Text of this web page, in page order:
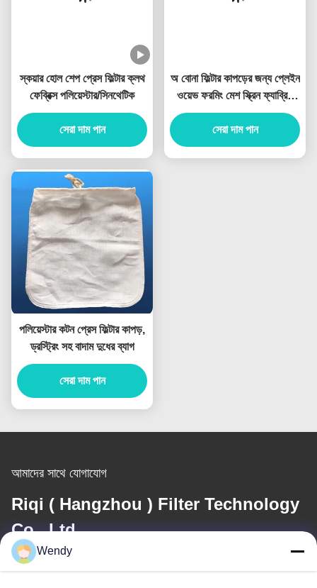
স্কয়ার হোল শেপ প্রেস ফিল্টার ক্লথ
ফেব্রিক্স পলিয়েস্টার/সিনথেটিক
সেরা দাম পান
অ বোনা ফিল্টার কাপড়ের জন্য প্লেইন
ওয়েভ ফরমিং মেশ স্ক্রিন ফ্যাব্রিক
পলিয়েস্টার
সেরা দাম পান
পলিয়েস্টার কটন প্রেস ফিল্টার কাপড়,
ড্রস্ট্রিং সহ বাদাম দুধের ব্যাগ
সেরা দাম পান
আমাদের সাথে যোগাযোগ
Riqi ( Hangzhou ) Filter Technology
Co., Ltd.
ই-মেইল
Wendy